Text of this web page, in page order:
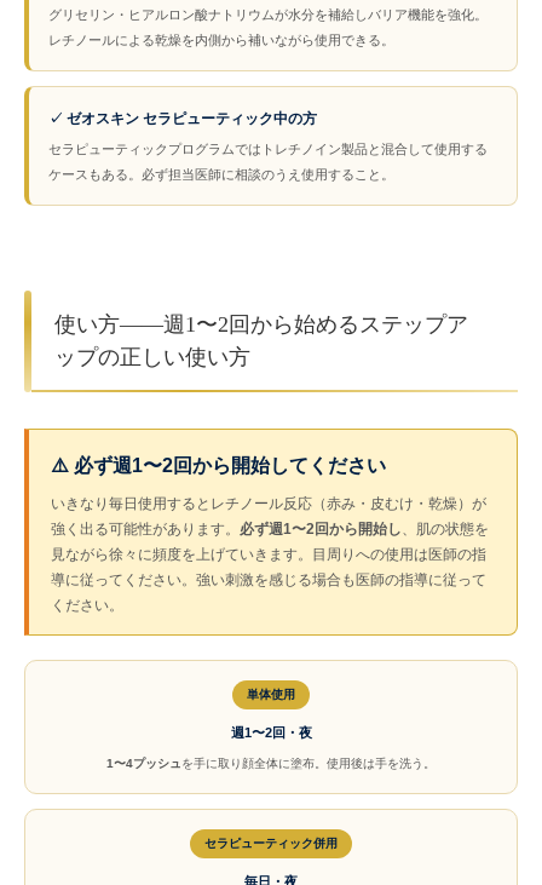
グリセリン・ヒアルロン酸ナトリウムが水分を補給しバリア機能を強化。
レチノールによる乾燥を内側から補いながら使用できる。
✓ ゼオスキン セラピューティック中の方
セラピューティックプログラムではトレチノイン製品と混合して使用する
ケースもある。必ず担当医師に相談のうえ使用すること。
使い方——週1〜2回から始めるステップア
ップの正しい使い方
⚠️ 必ず週1〜2回から開始してください
いきなり毎日使用するとレチノール反応（赤み・皮むけ・乾燥）が
強く出る可能性があります。 必ず週1〜2回から開始し
、肌の状態を
見ながら徐々に頻度を上げていきます。目周りへの使用は医師の指
導に従ってください。強い刺激を感じる場合も医師の指導に従って
ください。
単体使用
週1〜2回・夜
1〜4プッシュ を手に取り顔全体に塗布。使用後は手を洗う。
セラピューティック併用
毎日・夜